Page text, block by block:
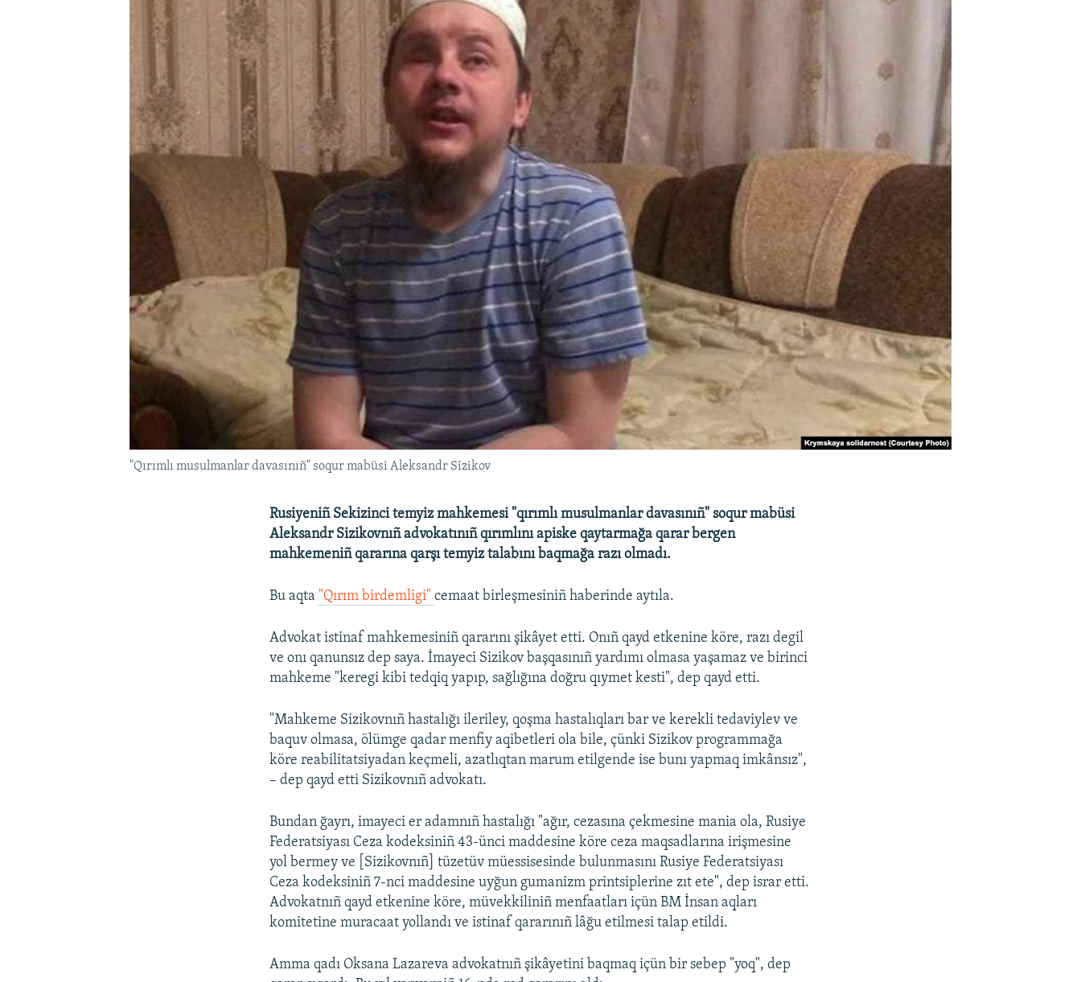
"Qırımlı musulmanlar davasınıñ" soqur mabüsi Aleksandr Sizikov
Rusiyeniñ Sekizinci temyiz mahkemesi "qırımlı musulmanlar davasınıñ" soqur mabüsi
Aleksandr Sizikovnıñ advokatınıñ qırımlını apiske qaytarmağa qarar bergen
mahkemeniñ qararına qarşı temyiz talabını baqmağa razı olmadı.
Bu aqta "Qırım birdemligi"cemaat birleşmesiniñ haberinde aytıla.
Advokat istinaf mahkemesiniñ qararını şikâyet etti. Onıñ qayd etkenine köre, razı degil
ve onı qanunsız dep saya. İmayeci Sizikov başqasınıñ yardımı olmasa yaşamaz ve birinci
mahkeme "keregi kibi tedqiq yapıp, sağlığına doğru qıymet kesti", dep qayd etti.
"Mahkeme Sizikovnıñ hastalığı ileriley, qoşma hastalıqları bar ve kerekli tedaviylev ve
baquv olmasa, ölümge qadar menfiy aqibetleri ola bile, çünki Sizikov programmağa
köre reabilitatsiyadan keçmeli, azatlıqtan marum etilgende ise bunı yapmaq imkânsız",
– dep qayd etti Sizikovnıñ advokatı.
Bundan ğayrı, imayeci er adamnıñ hastalığı "ağır, cezasına çekmesine mania ola, Rusiye
Federatsiyası Ceza kodeksiniñ 43-ünci maddesine köre ceza maqsadlarına irişmesine
yol bermey ve [Sizikovnıñ] tüzetüv müessisesinde bulunmasını Rusiye Federatsiyası
Ceza kodeksiniñ 7-nci maddesine uyğun gumanizm printsiplerine zıt ete", dep israr etti.
Advokatnıñ qayd etkenine köre, müvekkiliniñ menfaatları içün BM İnsan aqları
komitetine muracaat yollandı ve istinaf qararınıñ lâğu etilmesi talap etildi.
Amma qadı Oksana Lazareva advokatnıñ şikâyetini baqmaq içün bir sebep "yoq", dep